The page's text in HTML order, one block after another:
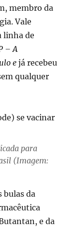
membro da
Vale
linha de
– A
e já recebeu
qualquer
para
(Imagem:
bulas da
e da